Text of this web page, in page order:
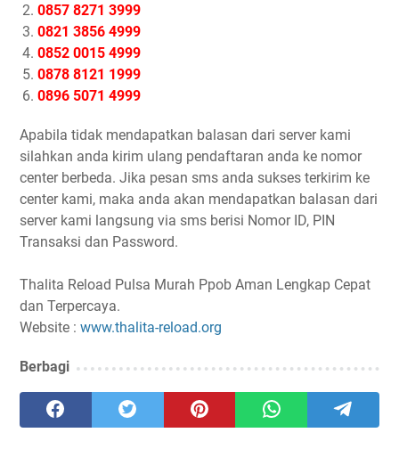
0857 8271 3999
0821 3856 4999
0852 0015 4999
0878 8121 1999
0896 5071 4999
Apabila tidak mendapatkan balasan dari server kami
silahkan anda kirim ulang pendaftaran anda ke nomor
center berbeda. Jika pesan sms anda sukses terkirim ke
center kami, maka anda akan mendapatkan balasan dari
server kami langsung via sms berisi Nomor ID, PIN
Transaksi dan Password.
Thalita Reload Pulsa Murah Ppob Aman Lengkap Cepat
dan Terpercaya.
Website : www.thalita-reload.org
Berbagi